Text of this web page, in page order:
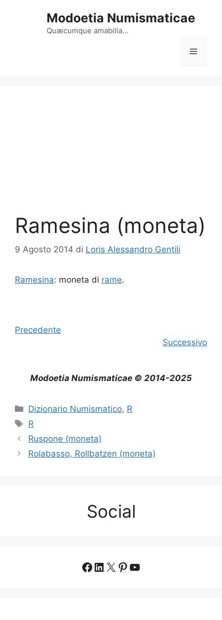
Modoetia Numismaticae
Quæcumque amabilia…
Menu
Ramesina (moneta)
9 Agosto 2014 di Loris Alessandro Gentili
Ramesina: moneta di rame.
Precedente
Successivo
Modoetia Numismaticae © 2014-2025
Categorie
Dizionario Numismatico, R
Tag
R
Ruspone (moneta)
Rolabasso, Rollbatzen (moneta)
Social
Facebook
LinkedIn
X Pinterest
YouTube